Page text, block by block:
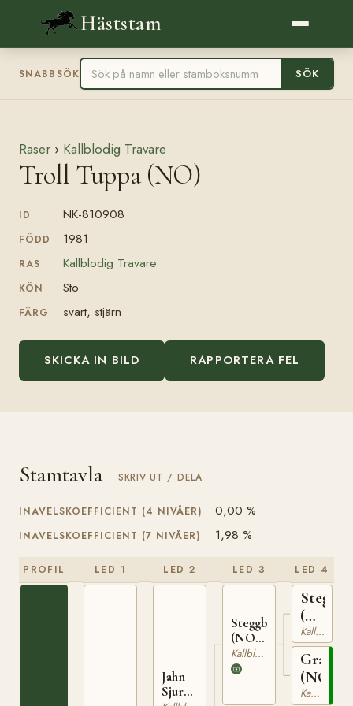
Häststam
SNABBSÖK SÖK
Raser › Kallblodig Travare
Troll Tuppa (NO)
ID NK-810908
FÖDD 1981
RAS Kallblodig Travare
KÖN Sto
FÄRG svart, stjärn
SKICKA IN BILD RAPPORTERA FEL
Stamtavla SKRIV UT / DELA
INAVELSKOEFFICIENT (4 NIVÅER) 0,00 %
INAVELSKOEFFICIENT (7 NIVÅER) 1,98 %
PROFIL LED 1 LED 2
Jahn
Sjur
LED 3
Steggbest
(NO)
T-233Kallblodig Travare
LED 4
Stegg
(NO)
T-
169
Kallblodig Travare
Grasiös
(NO)
Kallblodig Travare